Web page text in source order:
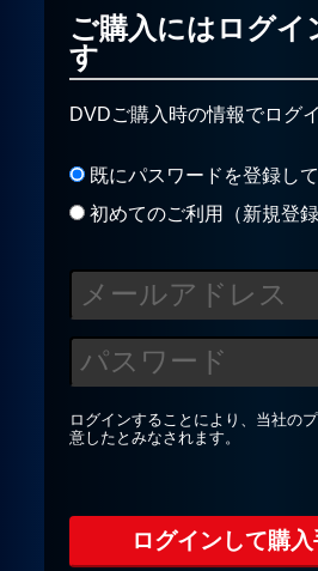
プライバシーポリシー
お問合せ
ご購入にはログイ
す
DVDご購入時の情報でログ
既にパスワードを登録し
初めてのご利用（新規登録
ログインすることにより、当社の
意したとみなされます。